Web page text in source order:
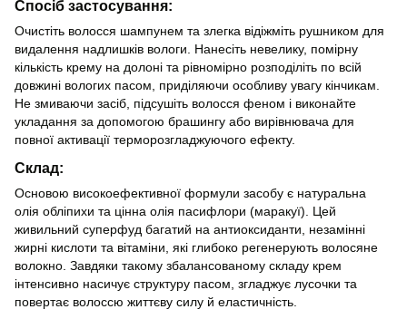
Спосіб застосування:
Очистіть волосся шампунем та злегка відіжміть рушником для
видалення надлишків вологи. Нанесіть невелику, помірну
кількість крему на долоні та рівномірно розподіліть по всій
довжині вологих пасом, приділяючи особливу увагу кінчикам.
Не змиваючи засіб, підсушіть волосся феном і виконайте
укладання за допомогою брашингу або вирівнювача для
повної активації терморозгладжуючого ефекту.
Склад:
Основою високоефективної формули засобу є натуральна
олія обліпихи та цінна олія пасифлори (маракуї). Цей
живильний суперфуд багатий на антиоксиданти, незамінні
жирні кислоти та вітаміни, які глибоко регенерують волосяне
волокно. Завдяки такому збалансованому складу крем
інтенсивно насичує структуру пасом, згладжує лусочки та
повертає волоссю життєву силу й еластичність.